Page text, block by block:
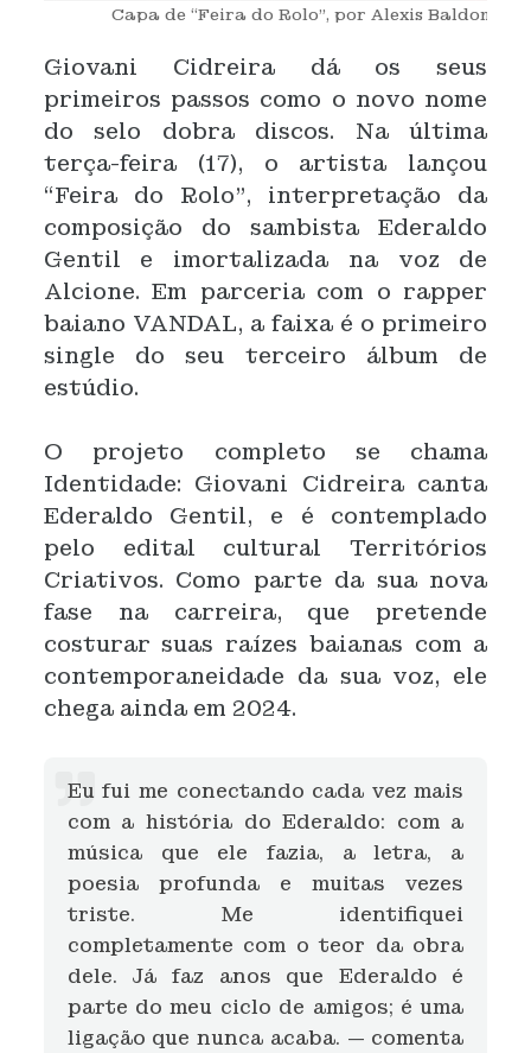
Capa de “Feira do Rolo”, por Alexis Baldomá
Giovani Cidreira dá os seus
primeiros passos como o novo nome
do selo dobra discos. Na última
terça-feira (17), o artista lançou
“Feira do Rolo”, interpretação da
composição do sambista Ederaldo
Gentil e imortalizada na voz de
Alcione. Em parceria com o rapper
baiano VANDAL, a faixa é o primeiro
single do seu terceiro álbum de
estúdio.
O projeto completo se chama
Identidade: Giovani Cidreira canta
Ederaldo Gentil, e é contemplado
pelo edital cultural Territórios
Criativos. Como parte da sua nova
fase na carreira, que pretende
costurar suas raízes baianas com a
contemporaneidade da sua voz, ele
chega ainda em 2024.
Eu fui me conectando cada vez mais
com a história do Ederaldo: com a
música que ele fazia, a letra, a
poesia profunda e muitas vezes
triste. Me identifiquei
completamente com o teor da obra
dele. Já faz anos que Ederaldo é
parte do meu ciclo de amigos; é uma
ligação que nunca acaba. — comenta